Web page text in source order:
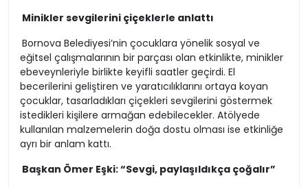
Minikler sevgilerini çiçeklerle anlattı
Bornova Belediyesi’nin çocuklara yönelik sosyal ve
eğitsel çalışmalarının bir parçası olan etkinlikte, minikler
ebeveynleriyle birlikte keyifli saatler geçirdi. El
becerilerini geliştiren ve yaratıcılıklarını ortaya koyan
çocuklar, tasarladıkları çiçekleri sevgilerini göstermek
istedikleri kişilere armağan edebilecekler. Atölyede
kullanılan malzemelerin doğa dostu olması ise etkinliğe
ayrı bir anlam kattı.
Başkan Ömer Eşki: “Sevgi, paylaşıldıkça çoğalır”